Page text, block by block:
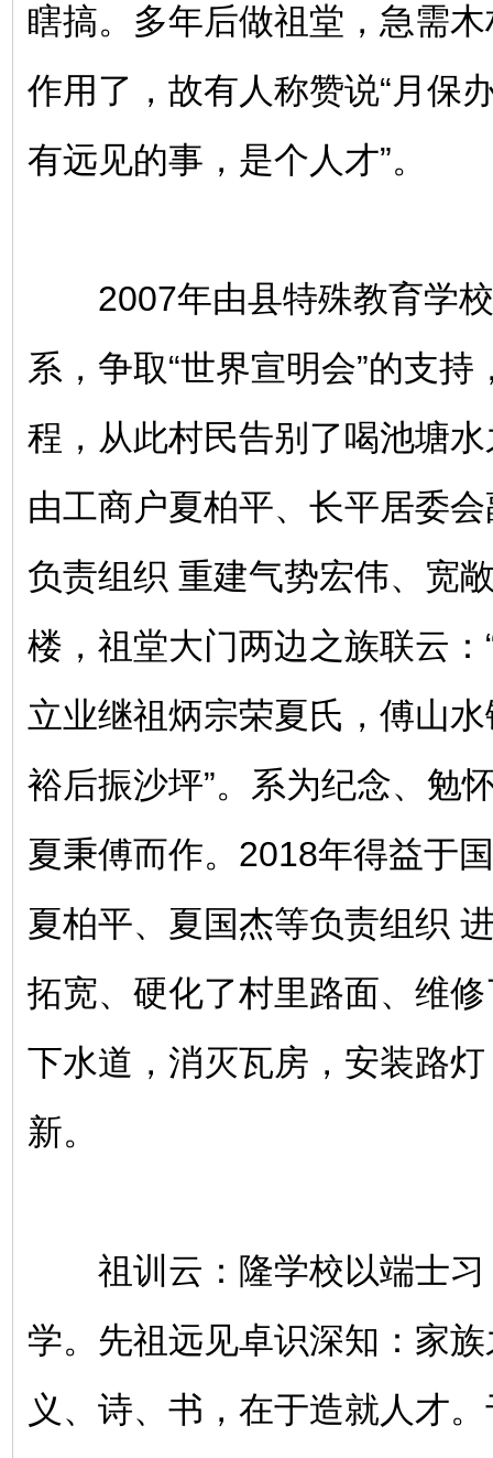
瞎搞。多年后做祖堂，急需
作用了，故有人称赞说“月保
有远见的事，是个人才”。
2007年由县特殊教育学校
系，争取“世界宣明会”的支
程，从此村民告别了喝池塘
由工商户夏柏平、长平居委
负责组织 重建气势宏伟、宽
楼，祖堂大门两边之族联云
立业继祖炳宗荣夏氏，傅山
裕后振沙坪”。系为纪念、勉
夏秉傅而作。2018年得益于
夏柏平、夏国杰等负责组织
拓宽、硬化了村里路面、维
下水道，消灭瓦房，安装路
新。
祖训云：隆学校以端士习
学。先祖远见卓识深知：家
义、诗、书，在于造就人才